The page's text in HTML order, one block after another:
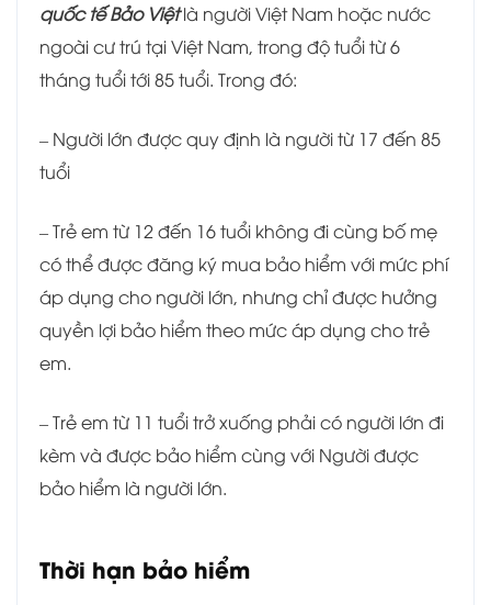
quốc tế Bảo Việtlà người Việt Nam hoặc nước
ngoài cư trú tại Việt Nam, trong độ tuổi từ 6
tháng tuổi tới 85 tuổi. Trong đó:
– Người lớn được quy định là người từ 17 đến 85
tuổi
– Trẻ em từ 12 đến 16 tuổi không đi cùng bố mẹ
có thể được đăng ký mua bảo hiểm với mức phí
áp dụng cho người lớn, nhưng chỉ được hưởng
quyền lợi bảo hiểm theo mức áp dụng cho trẻ
em.
– Trẻ em từ 11 tuổi trở xuống phải có người lớn đi
kèm và được bảo hiểm cùng với Người được
bảo hiểm là người lớn.
Thời hạn bảo hiểm